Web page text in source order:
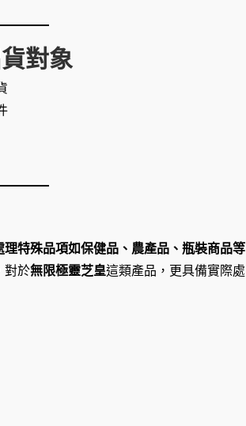
對象
特殊品項如保健品、農產品、瓶裝商品等
對於無限極靈芝皇這類產品，更具備實際處